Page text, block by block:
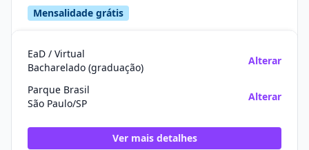
Mensalidade grátis
EaD / Virtual
Bacharelado (graduação)
Alterar
Parque Brasil
São Paulo/SP
Alterar
Ver mais detalhes